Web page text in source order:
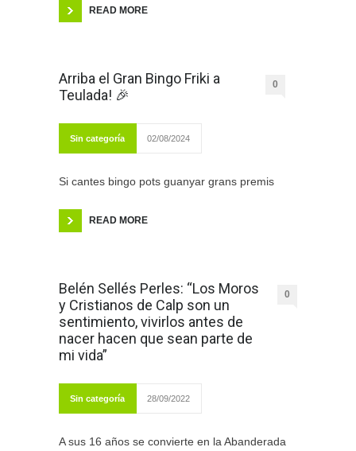
READ MORE
Arriba el Gran Bingo Friki a
Teulada! 🎉
0
Sin categoría 02/08/2024
Si cantes bingo pots guanyar grans premis
READ MORE
Belén Sellés Perles: “Los Moros
y Cristianos de Calp son un
sentimiento, vivirlos antes de
nacer hacen que sean parte de
mi vida”
0
Sin categoría 28/09/2022
A sus 16 años se convierte en la Abanderada